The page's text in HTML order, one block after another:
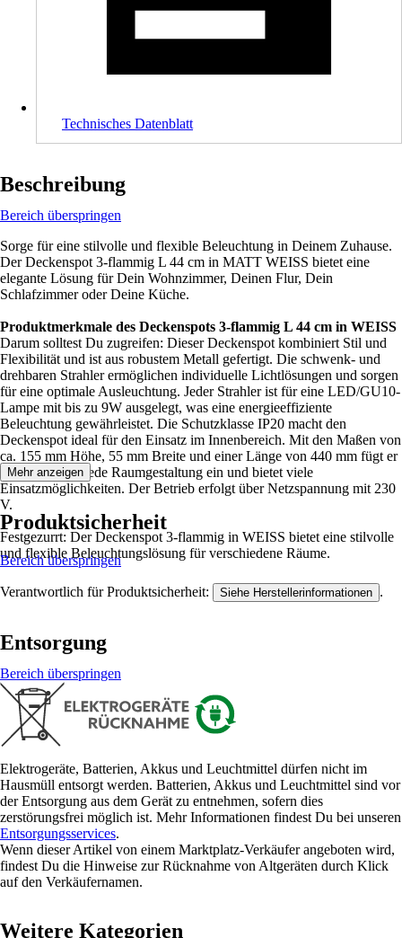
Technisches Datenblatt
Beschreibung
Bereich überspringen
Sorge für eine stilvolle und flexible Beleuchtung in Deinem Zuhause.
Der Deckenspot 3-flammig L 44 cm in MATT WEISS bietet eine
elegante Lösung für Dein Wohnzimmer, Deinen Flur, Dein
Schlafzimmer oder Deine Küche.
Produktmerkmale des Deckenspots 3-flammig L 44 cm in WEISS
Darum solltest Du zugreifen: Dieser Deckenspot kombiniert Stil und
Flexibilität und ist aus robustem Metall gefertigt. Die schwenk- und
drehbaren Strahler ermöglichen individuelle Lichtlösungen und sorgen
für eine optimale Ausleuchtung. Jeder Strahler ist für eine LED/GU10-
Lampe mit bis zu 9W ausgelegt, was eine energieeffiziente
Beleuchtung gewährleistet. Die Schutzklasse IP20 macht den
Deckenspot ideal für den Einsatz im Innenbereich. Mit den Maßen von
ca. 155 mm Höhe, 55 mm Breite und einer Länge von 440 mm fügt er
sich nahtlos in jede Raumgestaltung ein und bietet viele
Einsatzmöglichkeiten. Der Betrieb erfolgt über Netzspannung mit 230
V.
Festgezurrt: Der Deckenspot 3-flammig in WEISS bietet eine stilvolle
und flexible Beleuchtungslösung für verschiedene Räume.
Mehr anzeigen
Produktsicherheit
Bereich überspringen
Verantwortlich für Produktsicherheit: Siehe Herstellerinformationen .
Entsorgung
Bereich überspringen
Elektrogeräte, Batterien, Akkus und Leuchtmittel dürfen nicht im
Hausmüll entsorgt werden. Batterien, Akkus und Leuchtmittel sind vor
der Entsorgung aus dem Gerät zu entnehmen, sofern dies
zerstörungsfrei möglich ist. Mehr Informationen findest Du bei unseren
Entsorgungsservices.
Wenn dieser Artikel von einem Marktplatz-Verkäufer angeboten wird,
findest Du die Hinweise zur Rücknahme von Altgeräten durch Klick
auf den Verkäufernamen.
Weitere Kategorien